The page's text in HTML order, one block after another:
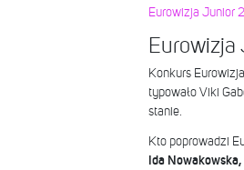
Eurowizja Junior
Konkurs
typowało Viki
stanie.
Kto poprowadzi
Ida